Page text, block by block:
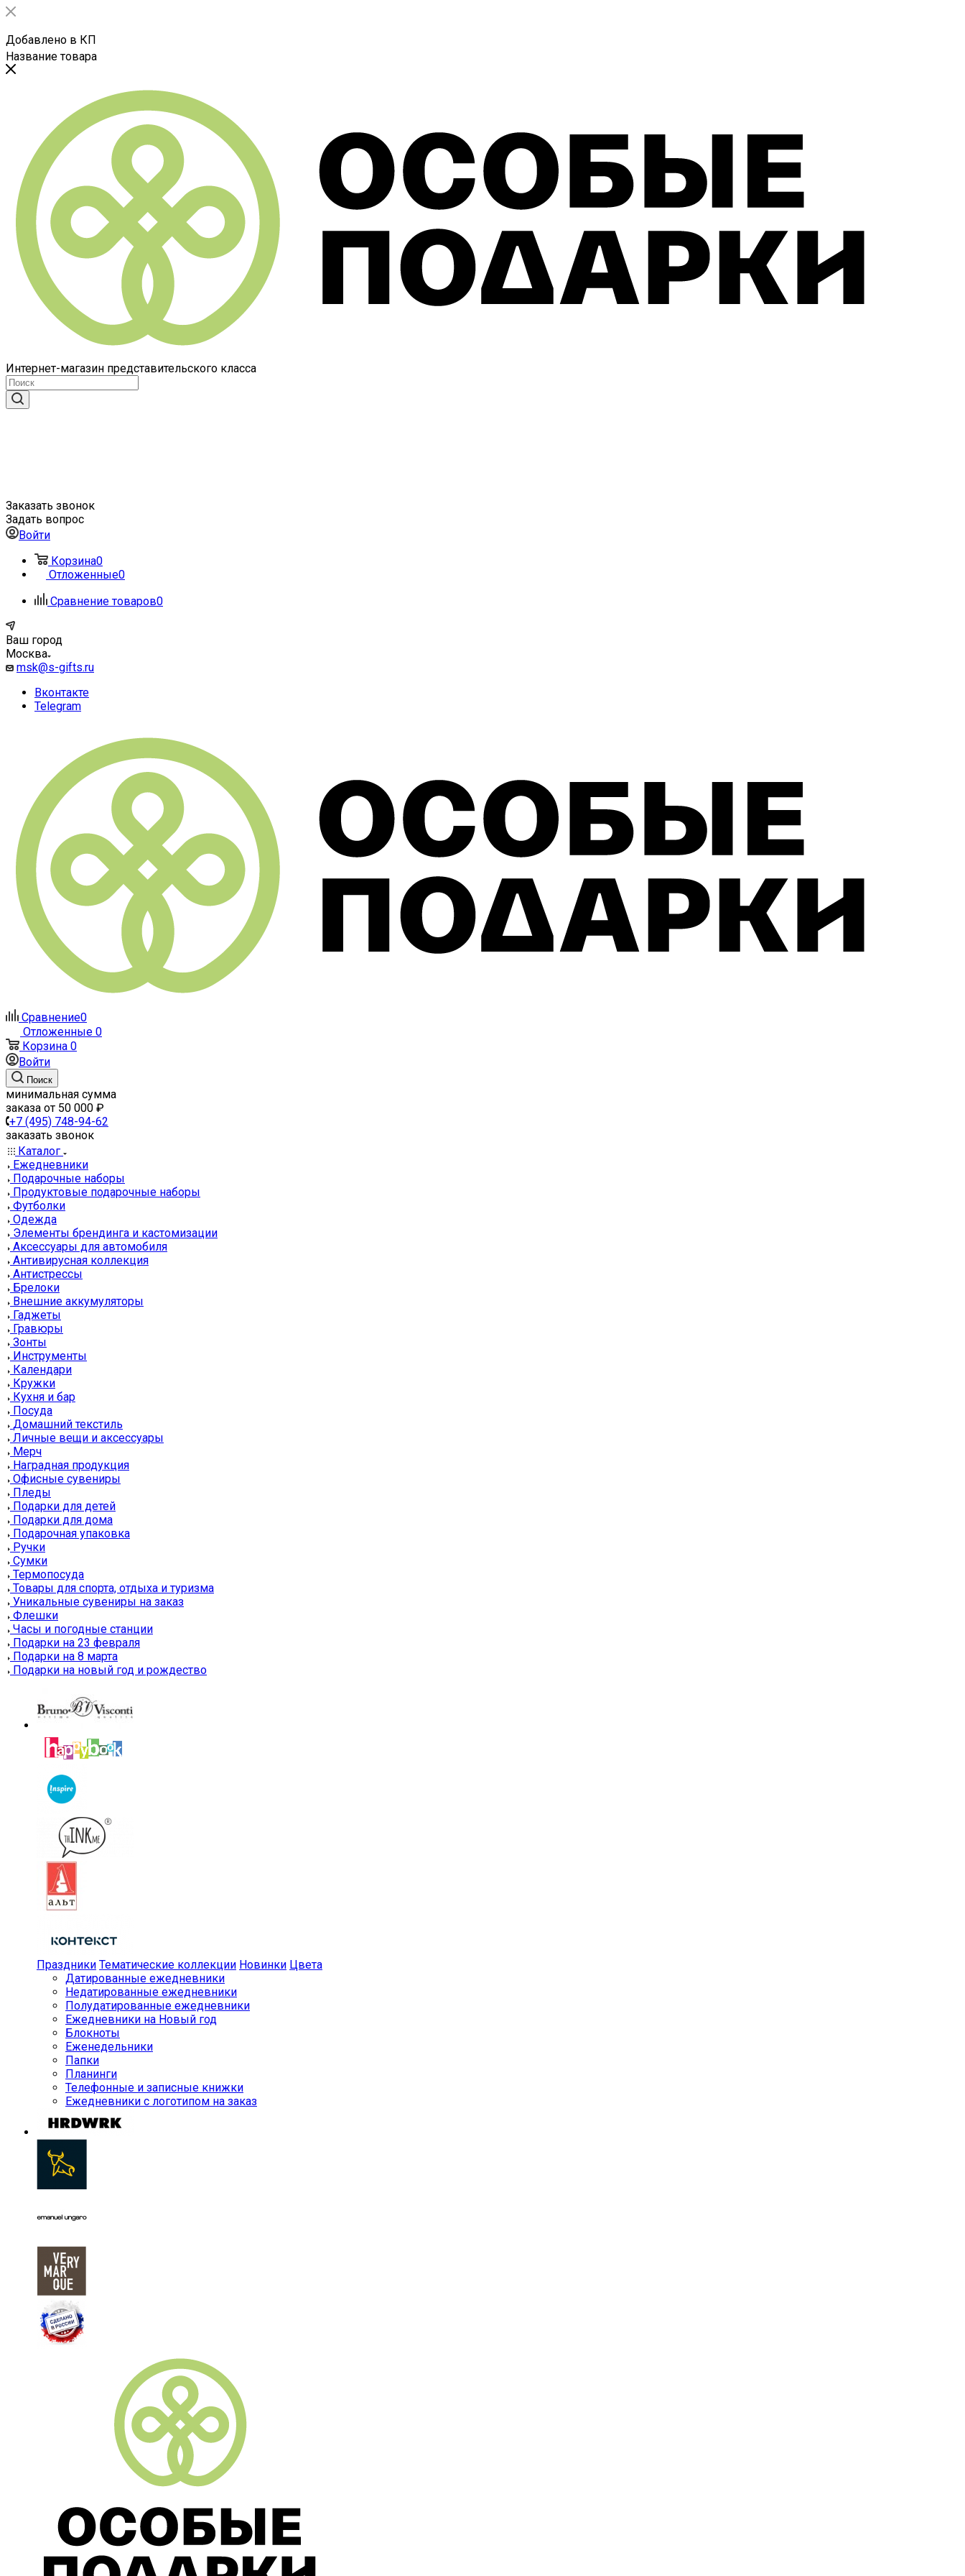
Добавлено в КП
Название товара
Интернет-магазин представительского класса
Заказать звонок
Задать вопрос
Войти
Корзина0
Отложенные0
Сравнение товаров0
Ваш город
Москва
msk@s-gifts.ru
Вконтакте
Telegram
Сравнение0
Отложенные 0
Корзина 0
Войти
Поиск
минимальная сумма
заказа от 50 000 ₽
+7 (495) 748-94-62
заказать звонок
Каталог
Ежедневники
Подарочные наборы
Продуктовые подарочные наборы
Футболки
Одежда
Элементы брендинга и кастомизации
Аксессуары для автомобиля
Антивирусная коллекция
Антистрессы
Брелоки
Внешние аккумуляторы
Гаджеты
Гравюры
Зонты
Инструменты
Календари
Кружки
Кухня и бар
Посуда
Домашний текстиль
Личные вещи и аксессуары
Мерч
Наградная продукция
Офисные сувениры
Пледы
Подарки для детей
Подарки для дома
Подарочная упаковка
Ручки
Сумки
Термопосуда
Товары для спорта, отдыха и туризма
Уникальные сувениры на заказ
Флешки
Часы и погодные станции
Подарки на 23 февраля
Подарки на 8 марта
Подарки на новый год и рождество
Праздники Тематические коллекции Новинки Цвета
Датированные ежедневники
Недатированные ежедневники
Полудатированные ежедневники
Ежедневники на Новый год
Блокноты
Еженедельники
Папки
Планинги
Телефонные и записные книжки
Ежедневники с логотипом на заказ